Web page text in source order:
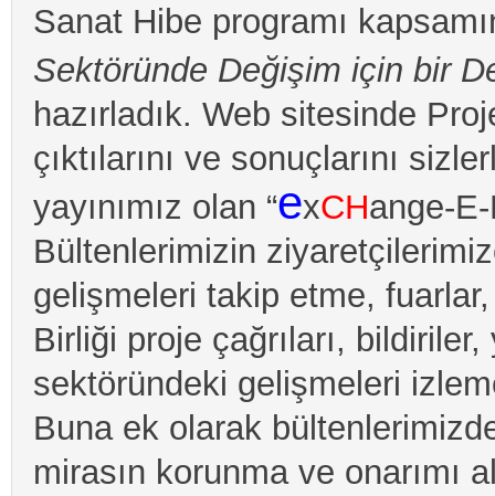
Sanat Hibe programı
Sektöründe Değişim için bir
hazırladık. Web sitesinde
çıktılarını ve sonuçlarını
yayınımız olan “exCHange-
Bültenlerimizin
gelişmeleri takip etme,
Birliği proje çağrıları,
sektöründeki gelişmeleri
Buna ek olarak
mirasın korunma ve onarımı